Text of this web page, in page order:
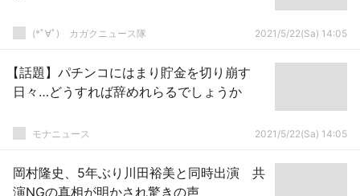
(*ﾟ∀ﾟ)ゞカガクニュース隊 2021/5/22(Sa) 14:05
【話題】パチンコにはまり貯金を切り崩す
日々…どうすれば辞めれらるでしょうか
モナニュース 2021/5/22(Sa) 14:05
岡村隆史、5年ぶり川田裕美と同時出演 共
演NGの真相が明かされ驚きの声